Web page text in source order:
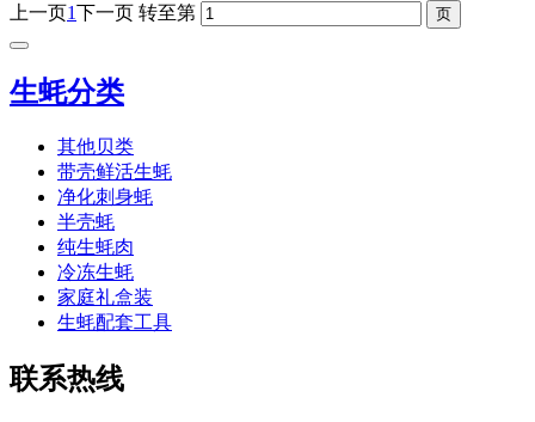
上一页1下一页 转至第
生蚝分类
其他贝类
带壳鲜活生蚝
净化刺身蚝
半壳蚝
纯生蚝肉
冷冻生蚝
家庭礼盒装
生蚝配套工具
联系热线